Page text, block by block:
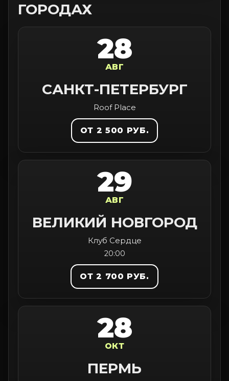
ГОРОДАХ
28
АВГ
САНКТ-ПЕТЕРБУРГ
Roof Place
ОТ 2 500 РУБ.
29
АВГ
ВЕЛИКИЙ НОВГОРОД
Клуб Сердце
20:00
ОТ 2 700 РУБ.
28
ОКТ
ПЕРМЬ